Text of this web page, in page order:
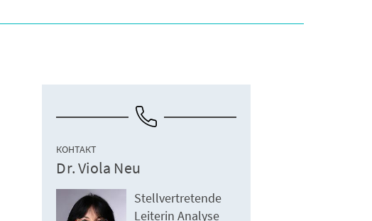
КОНТАКТ
Dr. Viola Neu
Stellvertretende
Leiterin Analyse